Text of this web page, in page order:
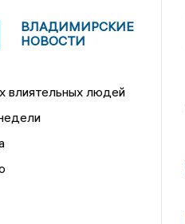
ВЛАДИМИРСКИЕ
НОВОСТИ
влиятельных людей